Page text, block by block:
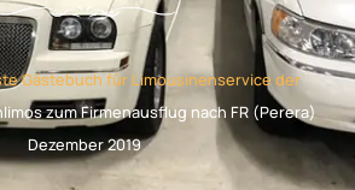
Gästebuch für Limousinenservice der
zum Firmenausflug nach FR (Perera)
Dezember 2019